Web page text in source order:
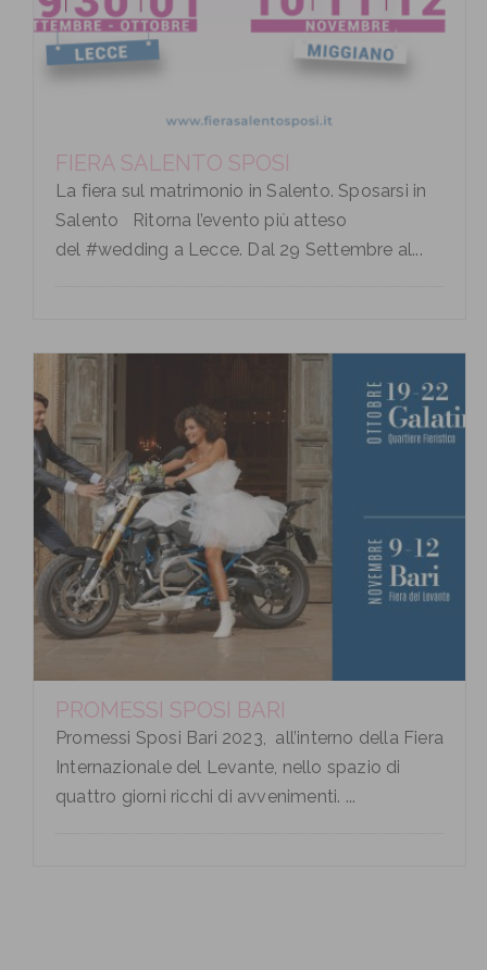
FIERA SALENTO SPOSI
La fiera sul matrimonio in Salento. Sposarsi in
Salento Ritorna l’evento più atteso
del #wedding a Lecce. Dal 29 Settembre al...
PROMESSI SPOSI BARI
Promessi Sposi Bari 2023, all’interno della Fiera
Internazionale del Levante, nello spazio di
quattro giorni ricchi di avvenimenti. ...